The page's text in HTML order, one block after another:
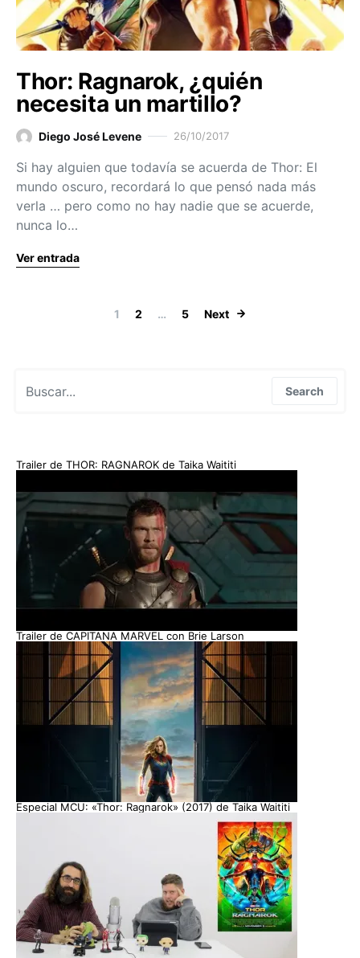
Thor: Ragnarok, ¿quién
necesita un martillo?
Diego José Levene 26/10/2017
Si hay alguien que todavía se acuerda de Thor: El
mundo oscuro, recordará lo que pensó nada más
verla … pero como no hay nadie que se acuerde,
nunca lo…
Ver entrada
Paginación
1 2 … 5 Next
Search
Trailer de THOR: RAGNAROK de Taika Waititi
Trailer de CAPITANA MARVEL con Brie Larson
Especial MCU: «Thor: Ragnarok» (2017) de Taika Waititi